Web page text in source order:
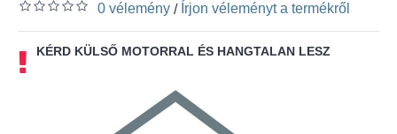
0 vélemény / Írjon véleményt a termékről
KÉRD KÜLSŐ MOTORRAL ÉS HANGTALAN LESZ